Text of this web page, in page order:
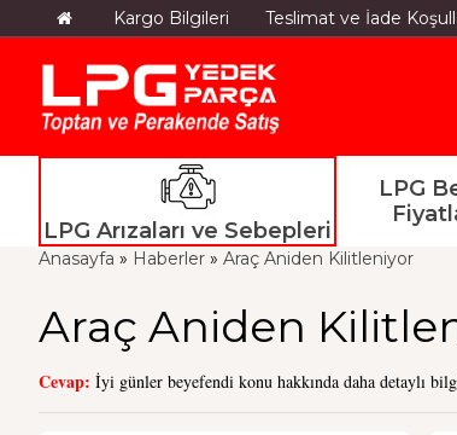
Kargo Bilgileri Teslimat ve İade
LPG Arızaları ve Sebepleri
LPG
Anasayfa » Haberler » Araç Aniden Kilitleniyor
Araç Aniden
Cevap: İyi günler beyefendi konu hakkında daha detaylı